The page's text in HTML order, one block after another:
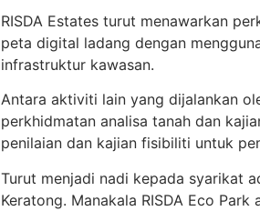
RISDA Estates turut menawarkan
peta digital ladang dengan
infrastruktur kawasan.
Antara aktiviti lain yang dijalankan
perkhidmatan analisa tanah dan
penilaian dan kajian fisibiliti untuk
Turut menjadi nadi kepada syarikat
Keratong. Manakala RISDA Eco